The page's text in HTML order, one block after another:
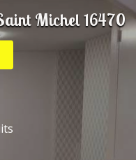
Michel 16470